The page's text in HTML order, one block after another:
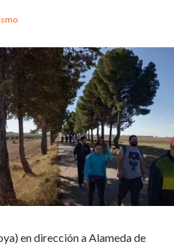
en dirección a Alameda de